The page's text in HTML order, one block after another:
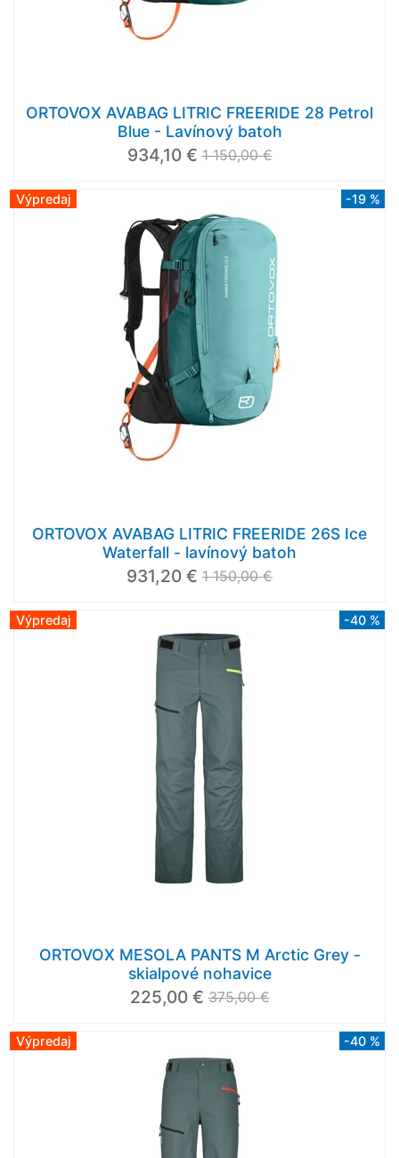
ORTOVOX AVABAG LITRIC FREERIDE 28 Petrol
Blue - Lavínový batoh
934,10 € 1 150,00 €
Výpredaj -19 %
ORTOVOX AVABAG LITRIC FREERIDE 26S Ice
Waterfall - lavínový batoh
931,20 € 1 150,00 €
Výpredaj -40 %
ORTOVOX MESOLA PANTS M Arctic Grey -
skialpové nohavice
225,00 € 375,00 €
Výpredaj -40 %